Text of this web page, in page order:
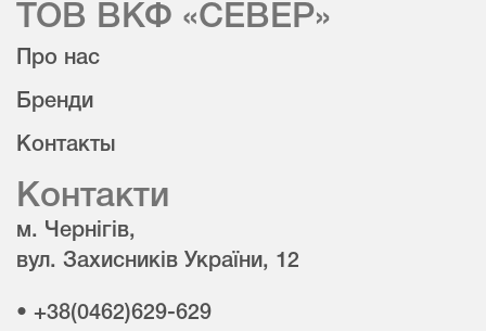
ТОВ ВКФ «СЕВЕР»
Про нас
Бренди
Контакты
Контакти
м. Чернігів,
вул. Захисників України, 12
• +38(0462)629-629